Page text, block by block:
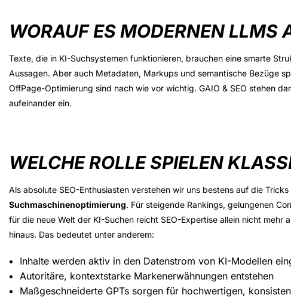
WORAUF ES MODERNEN LLMS
Texte, die in KI-Suchsystemen funktionieren, brauchen eine smarte
Aussagen. Aber auch Metadaten, Markups und semantische Bezüge
OffPage-Optimierung sind nach wie vor wichtig. GAIO & SEO stehen
aufeinander ein.
WELCHE ROLLE SPIELEN
Als absolute SEO-Enthusiasten verstehen wir uns bestens auf die
Suchmaschinenoptimierung. Für steigende Rankings, gelungenen
für die neue Welt der KI-Suchen reicht SEO-Expertise allein nicht mehr
hinaus. Das bedeutet unter anderem:
Inhalte werden aktiv in den Datenstrom von KI-Modellen
Autoritäre, kontextstarke Markenerwähnungen entstehen
Maßgeschneiderte GPTs sorgen für hochwertigen,